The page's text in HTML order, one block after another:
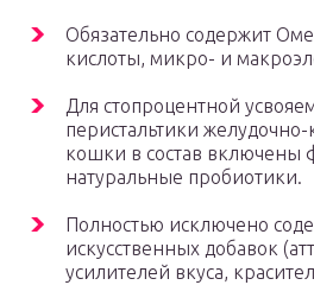
Обязательно содержит
кислоты, микро- и
Для стопроцентной
перистальтики
кошки в состав включены
натуральные пробиотики.
Полностью исключено
искусственных добавок
усилителей вкуса,